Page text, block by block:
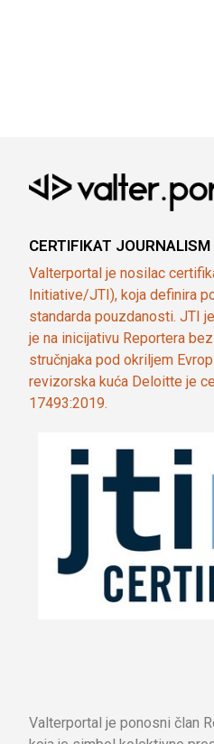
CERTIFIKAT
Valterportal je nosilac
Initiative/JTI), koja definira
standarda pouzdanosti. JTI
je na inicijativu Reportera
stručnjaka pod okriljem
revizorska kuća Deloitte je
17493:2019.
Valterportal je ponosni član